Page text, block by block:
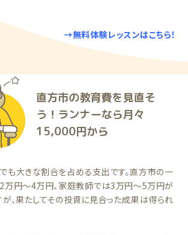
→無料体験レッスンはこちら！
直方市の教育費を見直そ
う！ランナーなら月々
15,000円から
も大きな割合を占める支出です。直方市の一
円〜4万円、家庭教師では3万円〜5万円が
、果たしてその投資に見合った成果は得られ